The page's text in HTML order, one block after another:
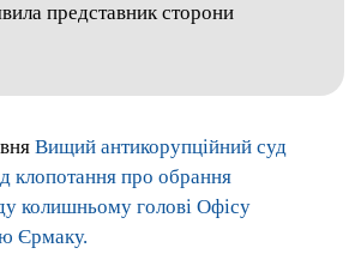
представник сторони
Вищий антикорупційний суд
клопотання про обрання
колишньому голові Офісу
Єрмаку.